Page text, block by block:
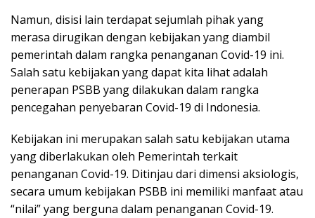
Namun, disisi lain terdapat sejumlah pihak yang
merasa dirugikan dengan kebijakan yang diambil
pemerintah dalam rangka penanganan Covid-19 ini.
Salah satu kebijakan yang dapat kita lihat adalah
penerapan PSBB yang dilakukan dalam rangka
pencegahan penyebaran Covid-19 di Indonesia.
Kebijakan ini merupakan salah satu kebijakan utama
yang diberlakukan oleh Pemerintah terkait
penanganan Covid-19. Ditinjau dari dimensi aksiologis,
secara umum kebijakan PSBB ini memiliki manfaat atau
“nilai” yang berguna dalam penanganan Covid-19.